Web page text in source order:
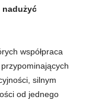
nadużyć
współpraca
silnym
od jednego